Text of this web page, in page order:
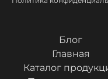
Блог
Главная
Каталог